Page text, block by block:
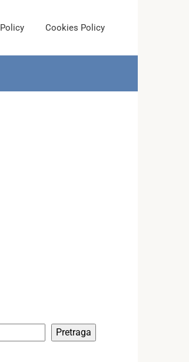
Cookies Policy
Pretraga